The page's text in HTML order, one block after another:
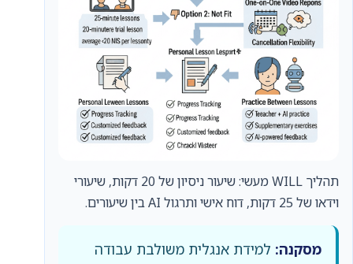
תהליך WILL מעשי: שיעור ניסיון של 20 דקות, שיעורי
וידאו של 25 דקות, דוח אישי ותרגול AI בין שיעורים.
מסקנה: למידת אנגלית משולבת עבודה